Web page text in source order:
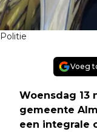
Politie
Voeg
Woensdag 13
gemeente
een integrale